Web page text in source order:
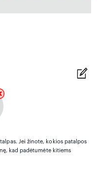
Jei žinote, kokios patalpos
kad padėtumėte kitiems